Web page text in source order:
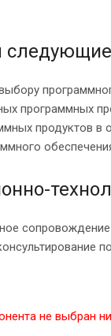
программных
продуктов в
не выбран